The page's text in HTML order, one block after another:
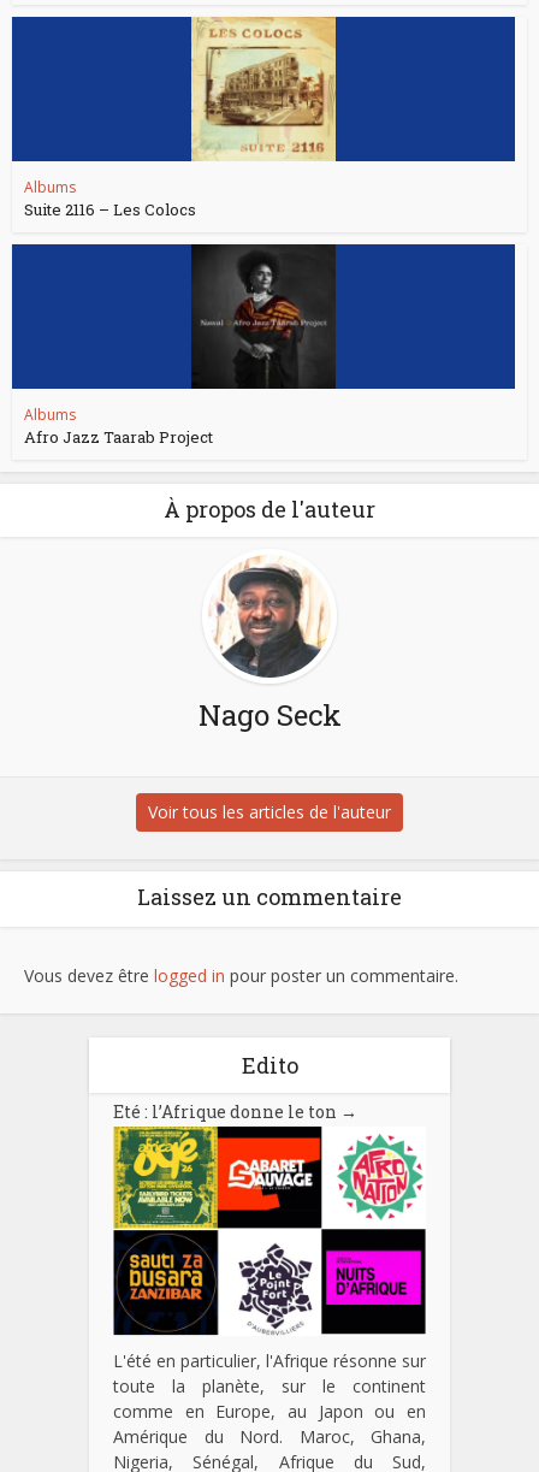
Albums
Suite 2116 – Les Colocs
Albums
Afro Jazz Taarab Project
À propos de l'auteur
Nago Seck
Voir tous les articles de l'auteur
Laissez un commentaire
Vous devez être logged in pour poster un commentaire.
Edito
Eté : l’Afrique donne le ton →
L'été en particulier, l'Afrique résonne sur
toute la planète, sur le continent
comme en Europe, au Japon ou en
Amérique du Nord. Maroc, Ghana,
Nigeria, Sénégal, Afrique du Sud,